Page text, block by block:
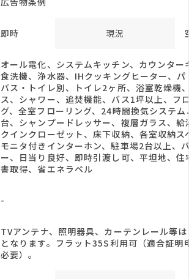
即時 現況
オール電化、システムキッチン、カウンター
食洗機、浄水器、IHクッキングヒーター、
バス・トイレ別、トイレ2ヶ所、浴室乾燥機
ス、シャワー、追焚機能、バス1坪以上、フ
グ、全室フローリング、24時間換気システ
台、シャンプードレッサー、複層ガラス、給
クインクローゼット、床下収納、各室収納ス
モニタ付きインターホン、駐車場2台以上、
ー、日当り良好、即時引渡し可、平坦地、住
書取得、省エネラベル
-
TVアンテナ、照明器具、カーテンレール等
となります。フラット35S利用可（適合証明
必要）。